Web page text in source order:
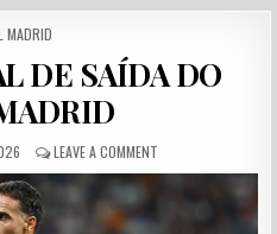
IN
MADRID
DE SAÍDA DO
DATE: LEAVE A COMMENT